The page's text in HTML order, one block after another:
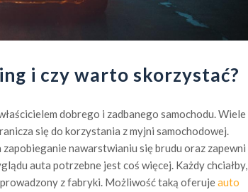
i czy warto skorzystać?
dobrego i zadbanego samochodu. Wiele
się do korzystania z myjni samochodowej.
nawarstwianiu się brudu oraz zapewni
auta potrzebne jest coś więcej. Każdy chciałby,
z fabryki. Możliwość taką oferujeauto